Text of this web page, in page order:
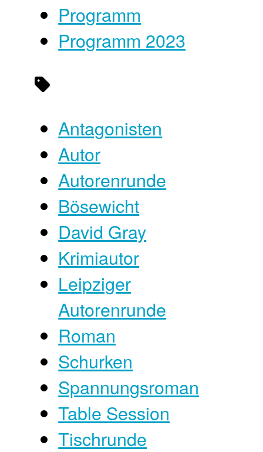
Programm
Programm 2023
Antagonisten
Autor
Autorenrunde
Bösewicht
David Gray
Krimiautor
Leipziger
Autorenrunde
Roman
Schurken
Spannungsroman
Table Session
Tischrunde